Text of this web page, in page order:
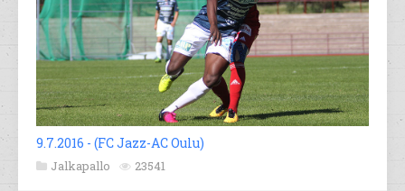
9.7.2016 - (FC Jazz-AC Oulu)
Jalkapallo 23541